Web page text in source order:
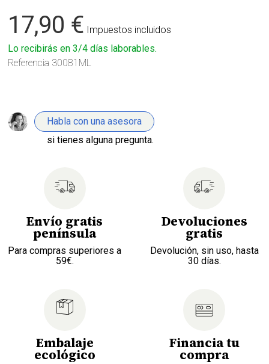
17,90 € Impuestos incluidos
Lo recibirás en 3/4 días laborables.
Referencia 30081ML
Habla con una asesora
si tienes alguna pregunta.
Envío gratis
península
Para compras superiores a
59€.
Devoluciones
gratis
Devolución, sin uso, hasta
30 días.
Embalaje
ecológico
Financia tu
compra